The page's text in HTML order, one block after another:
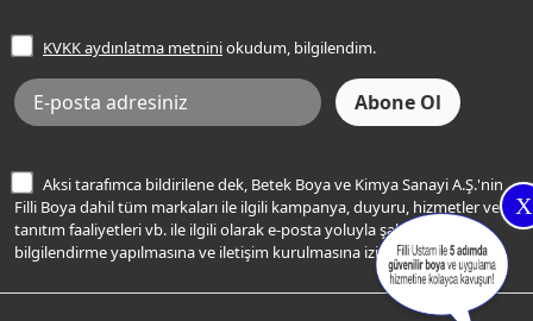
X
Frezya Rengi
Bilgi Toplumu Hizmetleri
İnternet Sitesi Kullanım Koşulları
KVKK Talep Formu
KVKK Aydınlatma Metni
KVKK aydınlatma metniniokudum, bilgilendim.
Aksi tarafımca bildirilene dek, Betek Boya ve Kimya Sanayi A.Ş.'nin
Filli Boya dahil tüm markaları ile ilgili kampanya, duyuru, hizmetler ve
tanıtım faaliyetleri vb. ile ilgili olarak e-posta yoluyla şahsıma
bilgilendirme yapılmasına ve iletişim kurulmasına izin veriyorum.